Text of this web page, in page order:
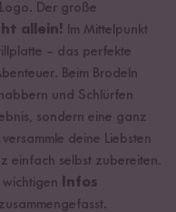
Der große
allein!
Im Mittelpunkt
– das perfekte
Beim Brodeln
und Schlürfen
sondern eine ganz
deine Liebsten
einfach selbst zubereiten.
Infos
zusammengefasst.